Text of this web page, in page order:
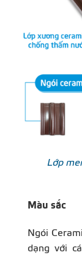
Lớp
Màu sắc
Ngói
dạng với